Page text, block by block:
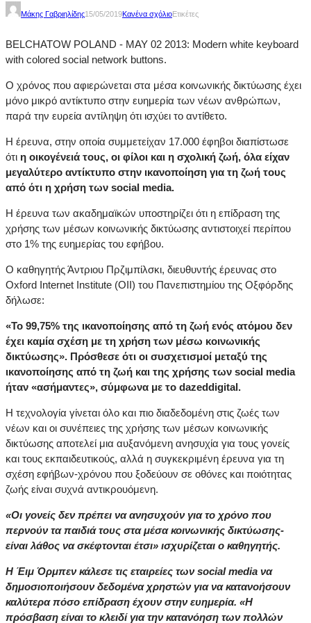
Μάκης Γαβριηλίδης15/05/2019Κανένα σχόλιοΕτικέτες
BELCHATOW POLAND - MAY 02 2013: Modern white keyboard
with colored social network buttons.
Ο χρόνος που αφιερώνεται στα μέσα κοινωνικής δικτύωσης έχει
μόνο μικρό αντίκτυπο στην ευημερία των νέων ανθρώπων,
παρά την ευρεία αντίληψη ότι ισχύει το αντίθετο.
Η έρευνα, στην οποία συμμετείχαν 17.000 έφηβοι διαπίστωσε
ότι η οικογένειά τους, οι φίλοι και η σχολική ζωή, όλα είχαν
μεγαλύτερο αντίκτυπο στην ικανοποίηση για τη ζωή τους
από ότι η χρήση των social media.
Η έρευνα των ακαδημαϊκών υποστηρίζει ότι η επίδραση της
χρήσης των μέσων κοινωνικής δικτύωσης αντιστοιχεί περίπου
στο 1% της ευημερίας του εφήβου.
Ο καθηγητής Άντριου Πρζιμπίλσκι, διευθυντής έρευνας στο
Oxford Internet Institute (OII) του Πανεπιστημίου της Οξφόρδης
δήλωσε:
«Το 99,75% της ικανοποίησης από τη ζωή ενός ατόμου δεν
έχει καμία σχέση με τη χρήση των μέσω κοινωνικής
δικτύωσης». Πρόσθεσε ότι οι συσχετισμοί μεταξύ της
ικανοποίησης από τη ζωή και της χρήσης των social media
ήταν «ασήμαντες», σύμφωνα με το dazeddigital.
Η τεχνολογία γίνεται όλο και πιο διαδεδομένη στις ζωές των
νέων και οι συνέπειες της χρήσης των μέσων κοινωνικής
δικτύωσης αποτελεί μια αυξανόμενη ανησυχία για τους γονείς
και τους εκπαιδευτικούς, αλλά η συγκεκριμένη έρευνα για τη
σχέση εφήβων-χρόνου που ξοδεύουν σε οθόνες και ποιότητας
ζωής είναι συχνά αντικρουόμενη.
«Οι γονείς δεν πρέπει να ανησυχούν για το χρόνο που
περνούν τα παιδιά τους στα μέσα κοινωνικής δικτύωσης-
είναι λάθος να σκέφτονται έτσι» ισχυρίζεται ο καθηγητής.
Η Έιμ Όρμπεν κάλεσε τις εταιρείες των social media να
δημοσιοποιήσουν δεδομένα χρηστών για να κατανοήσουν
καλύτερα πόσο επίδραση έχουν στην ευημερία. «Η
πρόσβαση είναι το κλειδί για την κατανόηση των πολλών